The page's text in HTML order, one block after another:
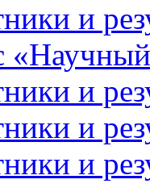
и
и
и
и